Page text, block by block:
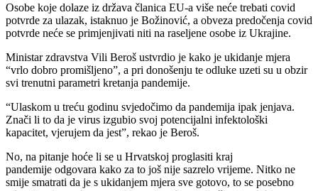
Osobe koje dolaze iz država članica EU-a više neće trebati covid
potvrde za ulazak, istaknuo je Božinović, a obveza predočenja covid
potvrde neće se primjenjivati niti na raseljene osobe iz Ukrajine.
Ministar zdravstva Vili Beroš ustvrdio je kako je ukidanje mjera
“vrlo dobro promišljeno”, a pri donošenju te odluke uzeti su u obzir
svi trenutni parametri kretanja pandemije.
“Ulaskom u treću godinu svjedočimo da pandemija ipak jenjava.
Znači li to da je virus izgubio svoj potencijalni infektološki
kapacitet, vjerujem da jest”, rekao je Beroš.
No, na pitanje hoće li se u Hrvatskoj proglasiti kraj
pandemije odgovara kako za to još nije sazrelo vrijeme. Nitko ne
smije smatrati da je s ukidanjem mjera sve gotovo, to se posebno